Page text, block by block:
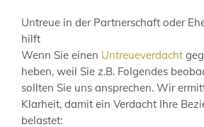
Untreue in der Partnerschaft oder
hilft
Wenn Sie einen Untreueverdacht
heben, weil Sie z.B. Folgendes
sollten Sie uns ansprechen. Wir
Klarheit, damit ein Verdacht Ihre
belastet: